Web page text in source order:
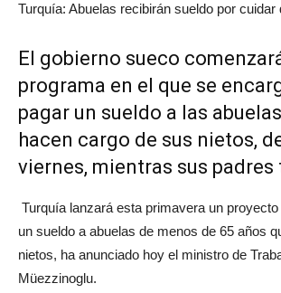
Turquía: Abuelas recibirán sueldo por cuidar
El gobierno sueco
programa en el que se
pagar un sueldo a las
hacen cargo de sus nietos,
viernes, mientras sus padres
Turquía lanzará esta primavera un
un sueldo a abuelas de menos de 65 años
nietos, ha anunciado hoy el ministro de
Müezzinoglu.